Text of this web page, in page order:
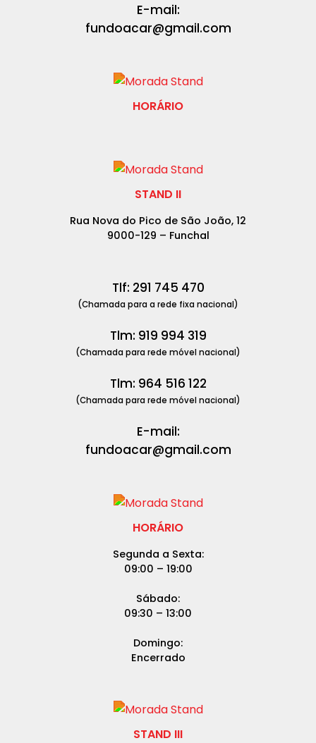
E-mail:
fundoacar@gmail.com
HORÁRIO
STAND II
Rua Nova do Pico de São João, 12
9000-129 – Funchal
Tlf: 291 745 470
(Chamada para a rede fixa nacional)
Tlm: 919 994 319
(Chamada para rede móvel nacional)
Tlm: 964 516 122
(Chamada para rede móvel nacional)
E-mail:
fundoacar@gmail.com
HORÁRIO
Segunda a Sexta:
09:00 – 19:00
Sábado:
09:30 – 13:00
Domingo:
Encerrado
STAND III